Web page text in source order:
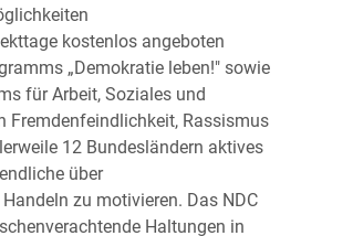
kostenlos angeboten
„Demokratie leben!" sowie
für Arbeit, Soziales und
Fremdenfeindlichkeit, Rassismus
12 Bundesländern aktives
über
zu motivieren. Das NDC
Haltungen in